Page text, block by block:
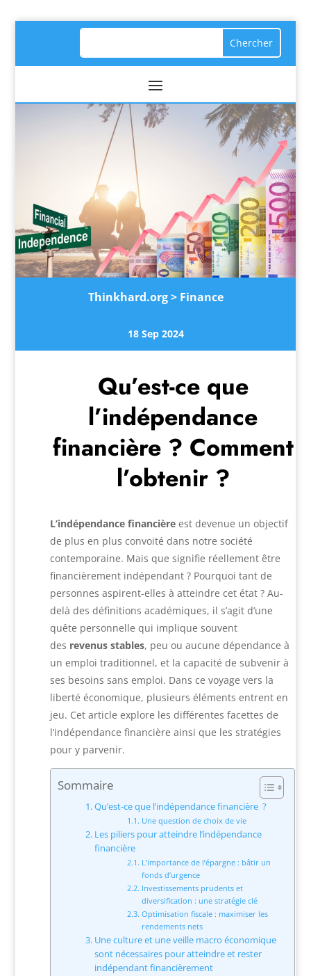
Thinkhard.org> Finance
18 Sep 2024
Qu’est-ce que
l’indépendance
financière ? Comment
l’obtenir ?
L’indépendance financière est devenue un objectif
de plus en plus convoité dans notre société
contemporaine. Mais que signifie réellement être
financièrement indépendant ? Pourquoi tant de
personnes aspirent-elles à atteindre cet état ? Au-
delà des définitions académiques, il s’agit d’une
quête personnelle qui implique souvent
des revenus stables, peu ou aucune dépendance à
un emploi traditionnel, et la capacité de subvenir à
ses besoins sans emploi. Dans ce voyage vers la
liberté économique, plusieurs éléments entrent en
jeu. Cet article explore les différentes facettes de
l’indépendance financière ainsi que les stratégies
pour y parvenir.
Sommaire
Qu’est-ce que l’indépendance financière ?
Une question de choix de vie
Les piliers pour atteindre l’indépendance
financière
L’importance de l’épargne : bâtir un
fonds d’urgence
Investissements prudents et
diversification : une stratégie clé
Optimisation fiscale : maximiser les
rendements nets
Une culture et une veille macro économique
sont nécessaires pour atteindre et rester
indépendant financièrement